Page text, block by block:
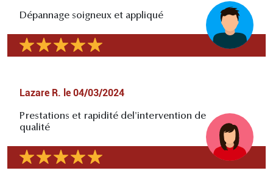
Dépannage soigneux et appliqué
Lazare R. le 04/03/2024
Prestations et rapidité del'intervention de
qualité